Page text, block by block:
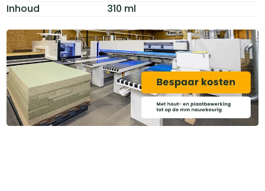
Inhoud
310 ml